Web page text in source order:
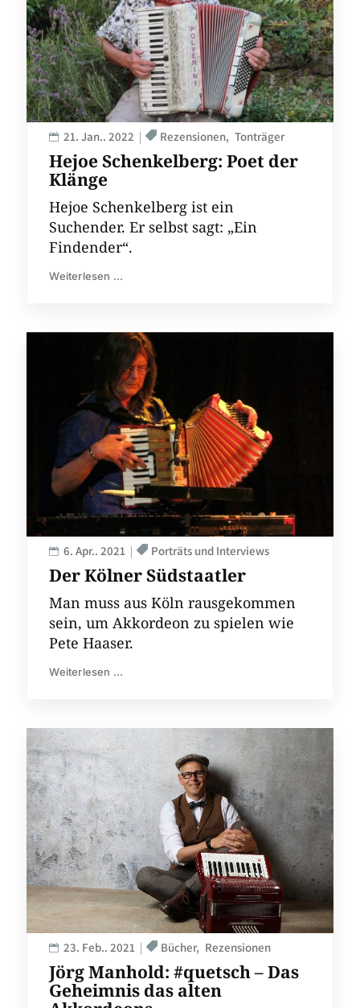
Hejoe Schenkelberg: Poet der
Klänge
21. Jan.. 2022 Rezensionen Tonträger
Hejoe Schenkelberg ist ein
Suchender. Er selbst sagt: „Ein
Findender“.
Weiterlesen ...
Der Kölner Südstaatler
6. Apr.. 2021 Porträts und Interviews
Man muss aus Köln rausgekommen
sein, um Akkordeon zu spielen wie
Pete Haaser.
Weiterlesen ...
Jörg Manhold: #quetsch – Das
Geheimnis das alten
23. Feb.. 2021 Bücher Rezensionen